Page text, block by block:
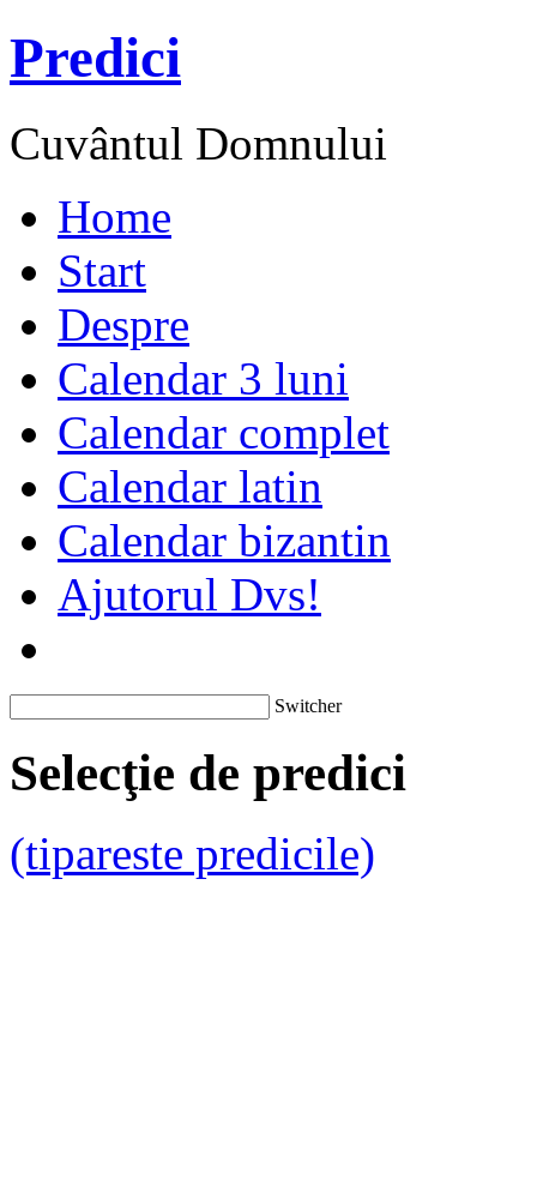
Predici
Cuvântul Domnului
Home
Start
Despre
Calendar 3 luni
Calendar complet
Calendar latin
Calendar bizantin
Ajutorul Dvs!
Switcher
Selecţie de predici
(tipareste predicile)